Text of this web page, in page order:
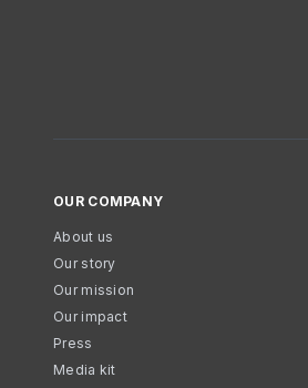
OUR COMPANY
About us
Our story
Our mission
Our impact
Press
Media kit